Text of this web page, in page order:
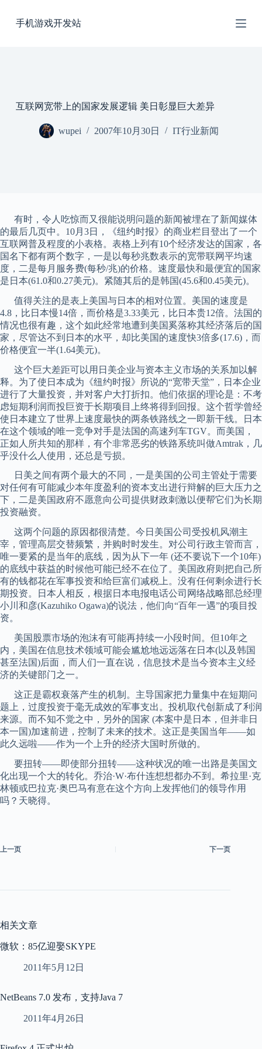
过
手机游戏开发站
互联网宽带上的国家发展逻辑 美日彰显巨大差异
wupei 2007年10月30日 IT行业新闻
有时，令人吃惊而又很能说明问题的新闻被埋在了新闻媒体
的最后几页中。10月3日，《纽约时报》的商业栏目登出了一个
互联网普及程度的小表格。表格上列有10个经济发达的国家，各
国名下都有两个数字，一是以每秒兆数表示的宽带联网平均速
度，二是每月服务费(每秒/兆)的价格。速度最快和最便宜的国家
是日本(61.0和0.27美元)。紧随其后的是韩国(45.6和0.45美元)。
值得关注的是表上美国与日本的相对位置。美国的速度是
4.8，比日本慢14倍，而价格是3.33美元，比日本贵12倍。法国的
情况也很有趣，这个如此经常地遭到美国奚落称其经济落后的国
家，尽管达不到日本的水平，却比美国的速度快3倍多(17.6)，而
价格便宜一半(1.64美元)。
这个巨大差距可以用日美企业与资本主义市场的关系加以解
释。为了使日本成为《纽约时报》所说的“宽带天堂”，日本企业
进行了大量投资，并对客户大打折扣。他们依据的理论是：不考
虑短期利润而投巨资于长期项目上终将得到回报。这个哲学曾经
使日本建立了世界上速度最快的两条铁路线之一即新干线。日本
在这个领域的唯一竞争对手是法国的高速列车TGV。而美国，
正如人所共知的那样，有个非常恶劣的铁路系统叫做Amtrak，几
乎没什么人使用，还总是亏损。
日美之间有两个最大的不同，一是美国的公司主管处于需要
对任何有可能减少本年度盈利的资本支出进行辩解的巨大压力之
下，二是美国政府不愿意向公司提供财政刺激以便帮它们为长期
投资融资。
这两个问题的原因都很清楚。今日美国公司受投机风潮主
宰，管理高层交替频繁，并购时时发生。对公司行政主管而言，
唯一要紧的是当年的底线，因为从下一年 (还不要说下一个10年)
的底线中获益的时候他可能已经不在位了。美国政府则把自己所
有的钱都花在军事投资和给巨富们减税上。没有任何剩余进行长
期投资。日本人相反，根据日本电报电话公司网络战略部总经理
小川和彦(Kazuhiko Ogawa)的说法，他们向“百年一遇”的项目投
资。
美国股票市场的泡沫有可能再持续一小段时间。但10年之
内，美国在信息技术领域可能会尴尬地远远落在日本(以及韩国
甚至法国)后面，而人们一直在说，信息技术是当今资本主义经
济的关键部门之一。
这正是霸权衰落产生的机制。主导国家把力量集中在短期问
题上，过度投资于毫无成效的军事支出。投机取代创新成了利润
来源。而不知不觉之中，另外的国家 (本案中是日本，但并非日
本一国)加速前进，控制了未来的技术。这正是美国当年——如
此久远啦——作为一个上升的经济大国时所做的。
要扭转——即使部分扭转——这种状况的唯一出路是美国文
化出现一个大的转化。乔治·W·布什连想想都办不到。希拉里·克
林顿或巴拉克·奥巴马有意在这个方向上发挥他们的领导作用
吗？天晓得。
上一页 下一页
相关文章
微软：85亿迎娶SKYPE
2011年5月12日
NetBeans 7.0 发布，支持Java 7
2011年4月26日